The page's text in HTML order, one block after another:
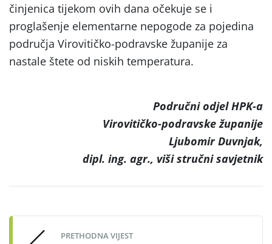
činjenica tijekom ovih dana očekuje se i
proglašenje elementarne nepogode za pojedina
područja Virovitičko-podravske županije za
nastale štete od niskih temperatura.
Područni odjel HPK-a
Virovitičko-podravske županije
Ljubomir Duvnjak,
dipl. ing. agr., viši stručni savjetnik
navigation
PRETHODNA VIJEST